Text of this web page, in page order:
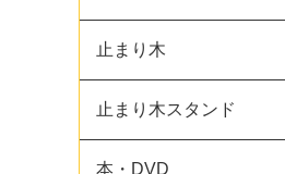
止まり木
止まり木スタンド
本・DVD